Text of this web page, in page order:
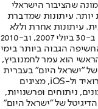
שהציבור הישראלי
יותר. עיתונות שמדברת
עיתונות אחרת וללא
תשלום. המהדורה המודפסת הראשונה פורסמה ב-30 ביולי 2007, וב-2010
הגבוה ביותר בימי
הוא עמר לחמנוביץ,
"ישראל היום" בעברית
ובאנגלית, כמו כן היישומונים (אפליקציות) לאנדרואיד ול-iOS, מציגים
ניתוחים ופרשנויות,
של "ישראל היום"